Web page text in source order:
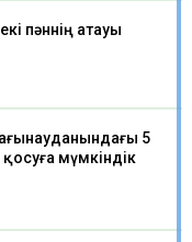
пәннің атауы
5
мүмкіндік